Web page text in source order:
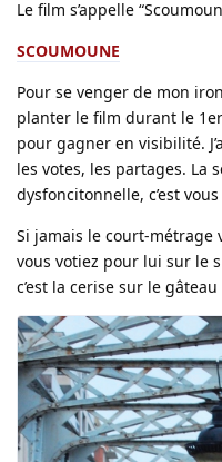
Le film s’appelle
SCOUMOUNE
Pour se venger de mon
planter le film durant le
pour gagner en visibilité.
les votes, les partages. La
dysfoncitonnelle, c’est
Si jamais le court-métrage
vous votiez pour lui sur le
c’est la cerise sur le gâteau